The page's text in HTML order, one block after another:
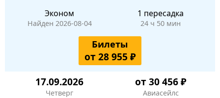
Эконом
Найден 2026-08-04
1 пересадка
24 ч 50 мин
Билеты
от 28 955 ₽
17.09.2026
Четверг
от 30 456 ₽
Авиасейлс